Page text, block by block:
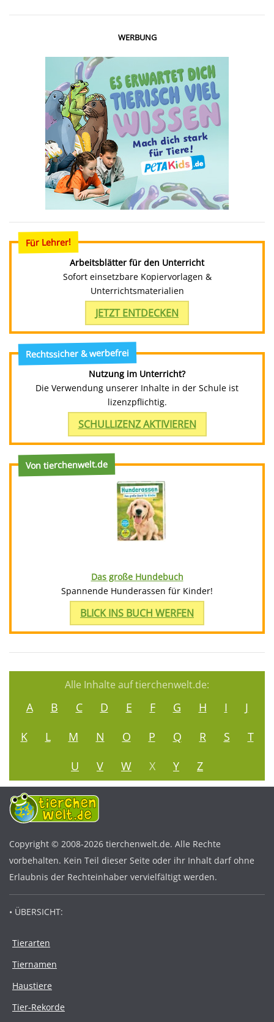
WERBUNG
Für Lehrer!
Arbeitsblätter für den Unterricht
Sofort einsetzbare Kopiervorlagen &
Unterrichtsmaterialien
JETZT ENTDECKEN
Rechtssicher & werbefrei
Nutzung im Unterricht?
Die Verwendung unserer Inhalte in der Schule ist
lizenzpflichtig.
SCHULLIZENZ AKTIVIEREN
Von tierchenwelt.de
Das große Hundebuch
Spannende Hunderassen für Kinder!
BLICK INS BUCH WERFEN
Alle Inhalte auf tierchenwelt.de:
A B C D E F G H I
J
K
L M N O P Q R S
T
U
V W X Y Z
Copyright © 2008-2026 tierchenwelt.de. Alle Rechte
vorbehalten. Kein Teil dieser Seite oder ihr Inhalt darf ohne
Erlaubnis der Rechteinhaber vervielfältigt werden.
• ÜBERSICHT:
Tierarten
Tiernamen
Haustiere
Tier-Rekorde